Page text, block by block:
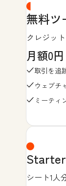
無料ツ
クレジッ
月額0円
取引を追
ウェブチ
ミーティ
Starter
シート1人